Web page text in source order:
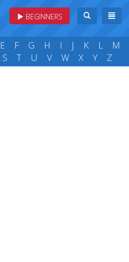
BEGINNERS
E F G H I J K L
M
S T U V W X Y Z